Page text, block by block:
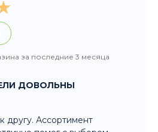
Ассортимент
помог с выбором.
Уверена что подарок
нашего друга, но и всю